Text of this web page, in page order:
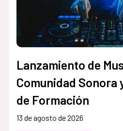
Lanzamiento de
Comunidad Sonora
de Formación
13 de agosto de 2026